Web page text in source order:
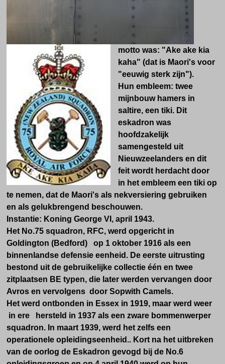
motto was: "Ake ake kia
kaha" (dat is Maori's voor
"eeuwig sterk zijn").
Hun embleem: twee
mijnbouw hamers in
saltire, een tiki. Dit
eskadron was
hoofdzakelijk
samengesteld uit
Nieuwzeelanders en dit
feit wordt herdacht door
in het embleem een tiki op
te nemen, dat de Maori's als nekversiering gebruiken
en als gelukbrengend beschouwen.
Instantie: Koning George VI, april 1943.
Het No.75 squadron, RFC, werd opgericht in
Goldington (Bedford) op 1 oktober 1916 als een
binnenlandse defensie eenheid. De eerste uitrusting
bestond uit de gebruikelijke collectie één en twee
zitplaatsen BE typen, die later werden vervangen door
Avros en vervolgens door Sopwith Camels.
Het werd ontbonden in Essex in 1919, maar werd weer
in ere hersteld in 1937 als een zware bommenwerper
squadron. In maart 1939, werd het zelfs een
operationele opleidingseenheid.. Kort na het uitbreken
van de oorlog de Eskadron gevogd bij de No.6